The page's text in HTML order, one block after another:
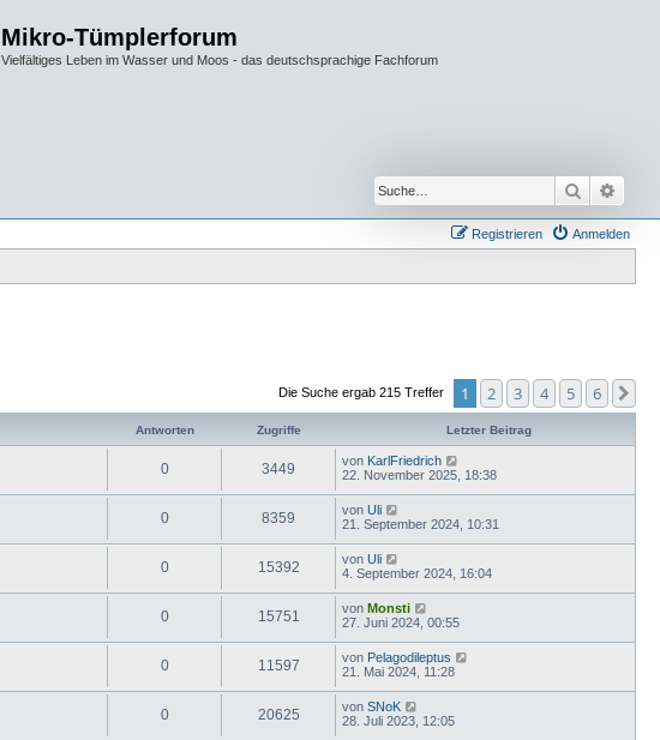
Mikro-Tümplerforum
Vielfältiges Leben im Wasser und Moos - das deutschsprachige Fachforum
Suche
Anmelden
Registrieren
Die Suche ergab 215 Treffer 1 2 3 4 5 6
Antworten Zugriffe Letzter Beitrag
0 3449 von KarlFriedrich
22. November 2025, 18:38
0 8359 von Uli
21. September 2024, 10:31
0 15392 von Uli
4. September 2024, 16:04
0 15751 von Monsti
27. Juni 2024, 00:55
0 11597 von Pelagodileptus
21. Mai 2024, 11:28
0 20625 von SNoK
28. Juli 2023, 12:05